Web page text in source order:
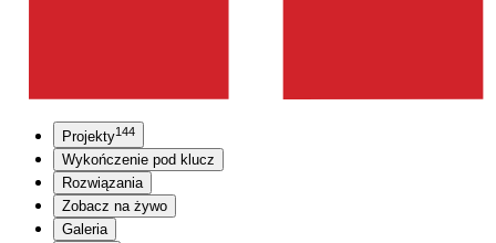
Projekty144
Wykończenie pod klucz
Rozwiązania
Zobacz na żywo
Galeria